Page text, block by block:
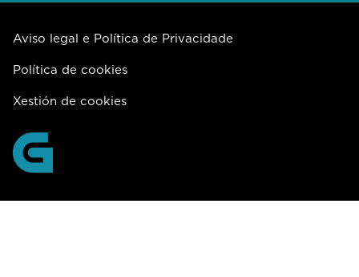
Aviso legal e Política de Privacidade
Política de cookies
Xestión de cookies